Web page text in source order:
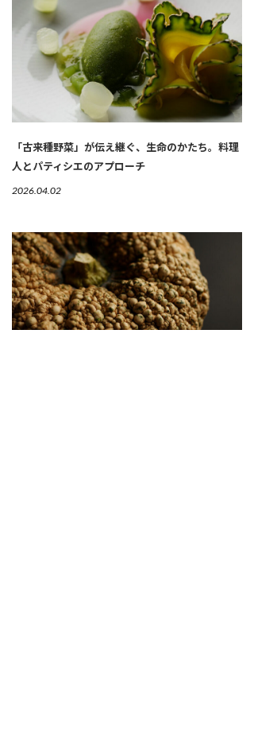
「古来種野菜」が伝え継ぐ、生命のかたち。料理
人とパティシエのアプローチ
2026.04.02